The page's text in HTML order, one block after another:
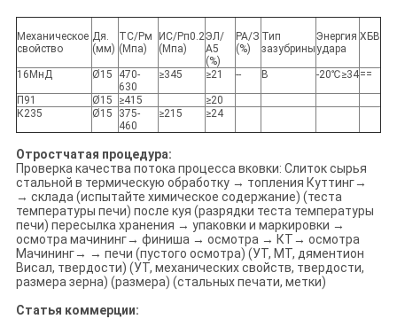
Механическое
свойство
Дя.
(мм)
ТС/Рм
(Мпа)
ИС/Рп0.2
(Мпа)
ЭЛ/
А5
(%)
РА/З
(%)
Тип
зазубрины
Энергия
удара
ХБВ
16МнД Ø15
470-
630
≥345 ≥21 -- В -20℃≥34==
П91 Ø15 ≥415
≥20
К235
Ø15
375-
460
≥215 ≥24
Отростчатая процедура:
Проверка качества потока процесса вковки: Слиток сырья
стальной в термическую обработку → топления Куттинг→
→ склада (испытайте химическое содержание) (теста
температуры печи) после куя (разрядки теста температуры
печи) пересылка хранения → упаковки и маркировки →
осмотра мачининг→ финиша → осмотра → КТ→ осмотра
Мачининг→ → печи (пустого осмотра) (УТ, МТ, дяментион
Висал, твердости) (УТ, механических свойств, твердости,
размера зерна) (размера) (стальных печати, метки)
Статья коммерции: